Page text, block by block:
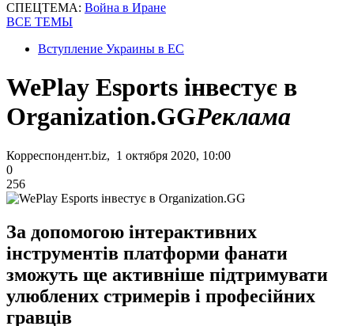
СПЕЦТЕМА: Война в Иране
ВСЕ ТЕМЫ
Вступление Украины в ЕС
WePlay Esports інвестує в
Organization.GGРеклама
Корреспондент.biz, 1 октября 2020, 10:00
0
256
За допомогою інтерактивних
інструментів платформи фанати
зможуть ще активніше підтримувати
улюблених стримерів і професійних
гравців